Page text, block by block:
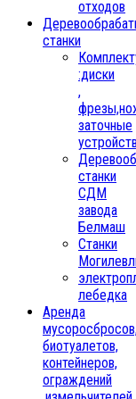
отходов
станки
:диски
,
заточные
станки
СДМ
завода
Белмаш
Станки
лебедка
Аренда
биотуалетов,
контейнеров,
ограждений